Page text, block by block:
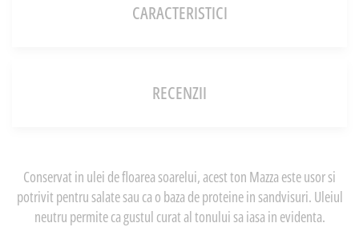
CARACTERISTICI
RECENZII
Conservat in ulei de floarea soarelui, acest ton Mazza este usor si
potrivit pentru salate sau ca o baza de proteine in sandvisuri. Uleiul
neutru permite ca gustul curat al tonului sa iasa in evidenta.